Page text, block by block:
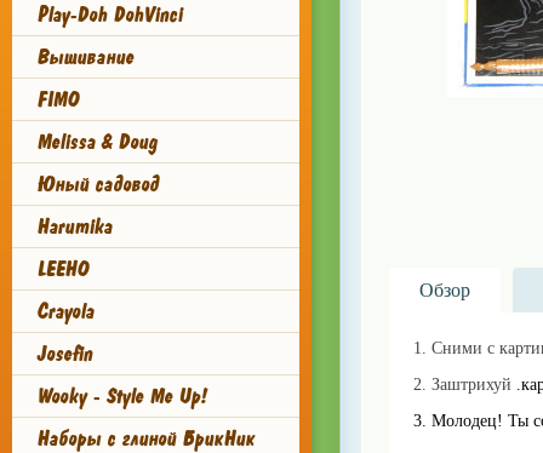
Play-Doh DohVinci
Вышивание
FIMO
Melissa & Doug
Юный садовод
Harumika
LEEHO
Crayola
Josefin
Wooky - Style Me Up!
Наборы с глиной БрикНик
Обзор
1. Сними с
2. Заштрихуй
3. Молодец! Ты